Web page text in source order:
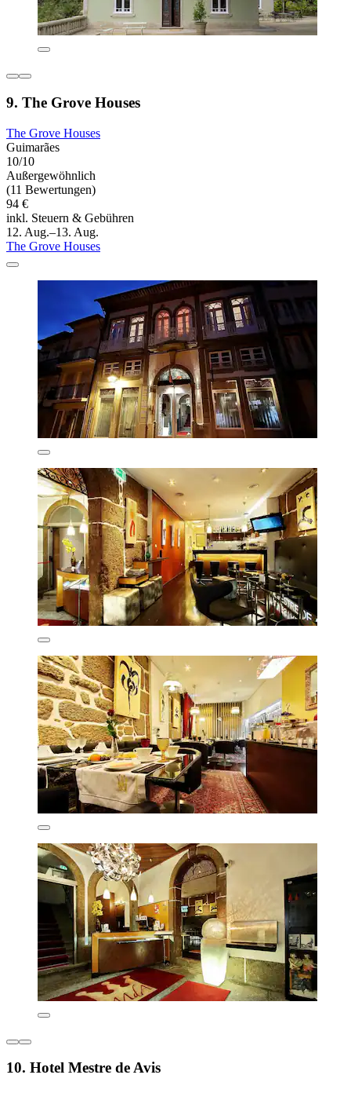
9. The Grove Houses
The Grove Houses
Guimarães
10/10
Außergewöhnlich
(11 Bewertungen)
94 €
inkl. Steuern & Gebühren
12. Aug.–13. Aug.
The Grove Houses
10. Hotel Mestre de Avis